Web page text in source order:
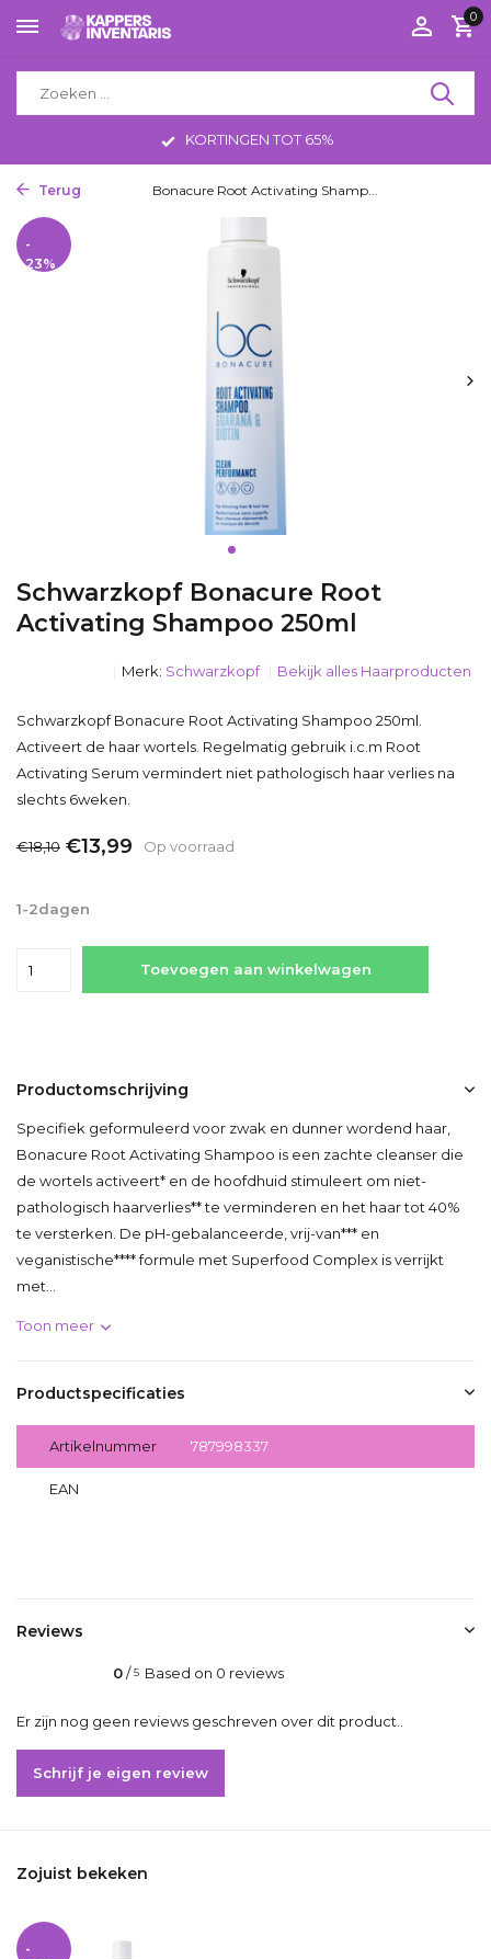
0
KORTINGEN TOT 65%
Terug Bonacure Root Activating Shamp...
Schwarzkopf Bonacure Root
Activating Shampoo 250ml
-
23%
Merk: Schwarzkopf Bekijk alles Haarproducten
Schwarzkopf Bonacure Root Activating Shampoo 250ml.
Activeert de haar wortels. Regelmatig gebruik i.c.m Root
Activating Serum vermindert niet pathologisch haar verlies na
slechts 6weken.
€18,10 €13,99 Op voorraad
1-2dagen
Toevoegen aan winkelwagen
Productomschrijving
Specifiek geformuleerd voor zwak en dunner wordend haar,
Bonacure Root Activating Shampoo is een zachte cleanser die
de wortels activeert* en de hoofdhuid stimuleert om niet-
pathologisch haarverlies** te verminderen en het haar tot 40%
te versterken. De pH-gebalanceerde, vrij-van*** en
veganistische**** formule met Superfood Complex is verrijkt
met...
Toon meer
Productspecificaties
Artikelnummer 787998337
EAN
Reviews
0/5 Based on 0 reviews
Er zijn nog geen reviews geschreven over dit product..
Schrijf je eigen review
Zojuist bekeken
-